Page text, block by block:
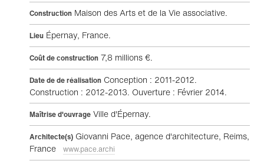
Construction Maison des Arts et de la Vie associative.
Lieu Épernay, France.
Coût de construction 7,8 millions €.
Date de de réalisation Conception : 2011-2012.
Construction : 2012-2013. Ouverture : Février 2014.
Maîtrise d'ouvrage Ville d'Épernay.
Architecte(s) Giovanni Pace, agence d'architecture, Reims,
France
www.pace.archi